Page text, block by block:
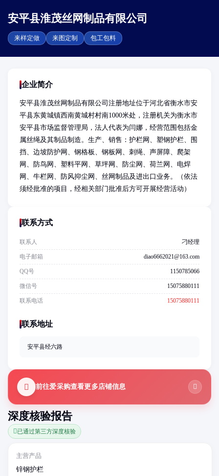
安平县淮茂丝网制品有限公司
来样定做 来图定制 包工包料
深度核验报告
已通过第三方深度核验
主营产品
锌钢护栏
企业简介
安平县淮茂丝网制品有限公司注册地址位于河北省衡水市安
平县东黄城镇西南黄城村村南1000米处，注册机关为衡水市
安平县市场监督管理局，法人代表为闫娜，经营范围包括金
属丝绳及其制品制造。生产、销售：护栏网、塑钢护栏、围
挡、边坡防护网、钢格板、钢板网、刺绳、声屏障、爬架
网、防鸟网、塑料平网、草坪网、防尘网、荷兰网、电焊
网、牛栏网、防风抑尘网、丝网制品及进出口业务。（依法
须经批准的项目，经相关部门批准后方可开展经营活动）
联系方式
联系人 刁经理
电子邮箱 diao6662021@163.com
QQ号 1150785066
微信号 15075880111
联系电话 15075880111
联系地址
安平县经六路
前往爱采购查看更多店铺信息